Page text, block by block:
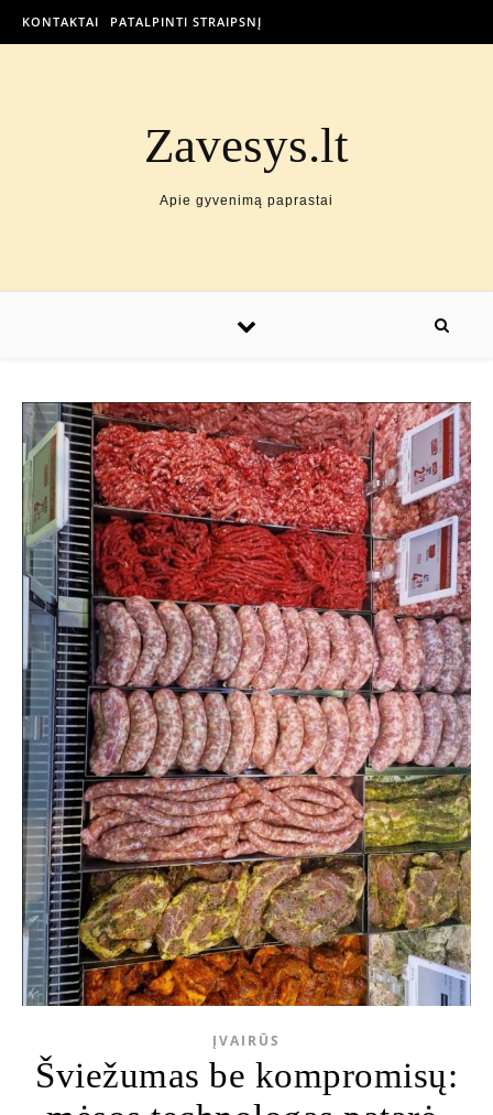
KONTAKTAI PATALPINTI STRAIPSNĮ
Zavesys.lt
Apie gyvenimą paprastai
ĮVAIRŪS
Šviežumas be kompromisų: